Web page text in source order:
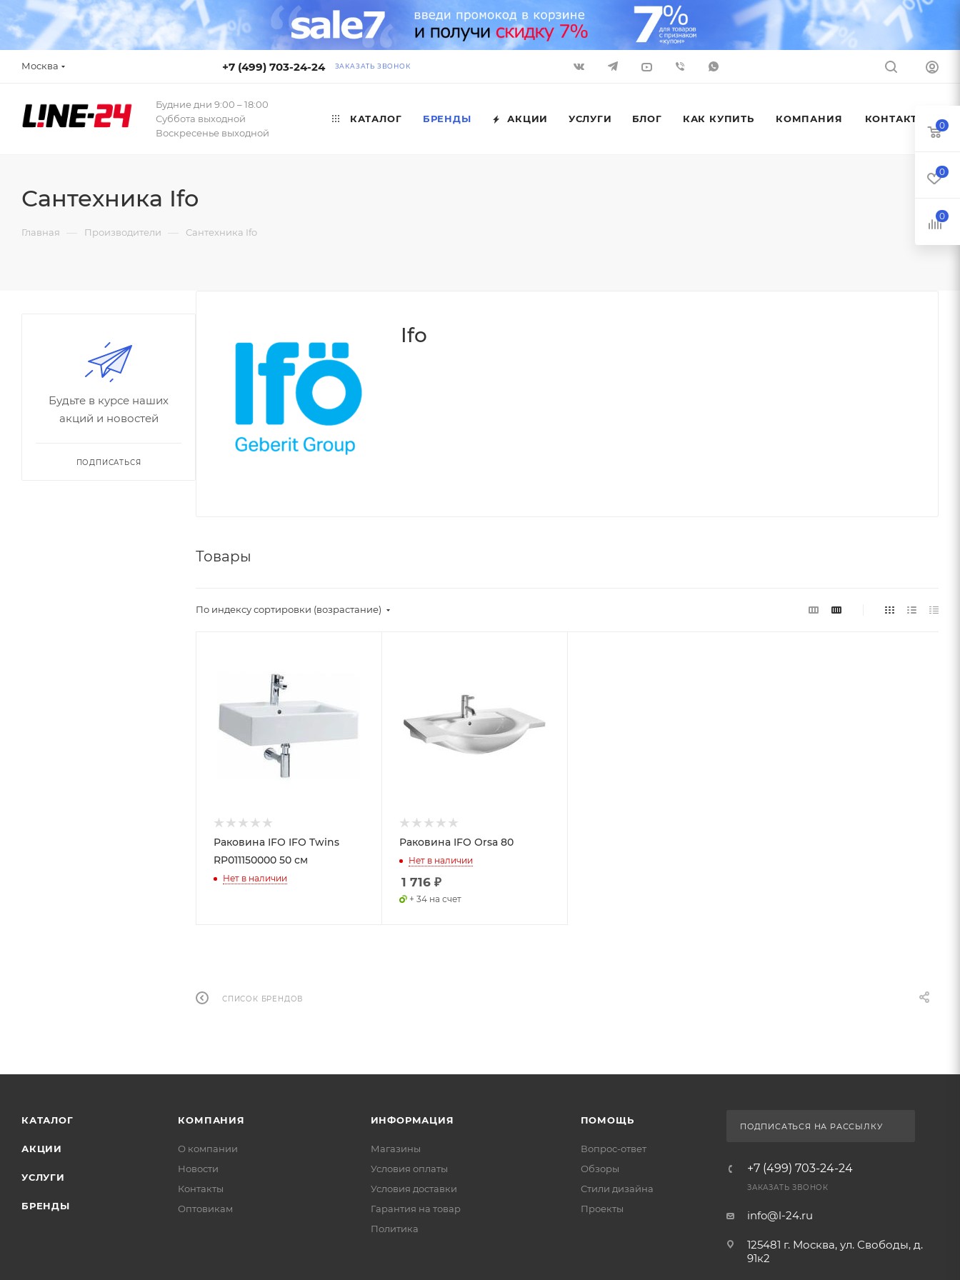
Москва +7 (499) 703-24-24 ЗАКАЗАТЬ ЗВОНОК
Будние дни 9:00 – 18:00
Суббота выходной
Воскресенье выходной
КАТАЛОГ БРЕНДЫ АКЦИИ УСЛУГИ БЛОГ КАК КУПИТЬ КОМПАНИЯ КОНТАКТЫ
Сантехника Ifo
Главная — Производители — Сантехника Ifo
Ifo
Товары
По индексу сортировки (возрастание)
Раковина IFO IFO Twins
RP011150000 50 см
Нет в наличии
Раковина IFO Orsa 80
Нет в наличии
1 716₽
+ 34 на счет
СПИСОК БРЕНДОВ
Будьте в курсе наших
акций и новостей
ПОДПИСАТЬСЯ
КАТАЛОГ
АКЦИИ
УСЛУГИ
БРЕНДЫ
КОМПАНИЯ
О компании
Новости
Контакты
Оптовикам
ИНФОРМАЦИЯ
Магазины
Условия оплаты
Условия доставки
Гарантия на товар
Политика
ПОМОЩЬ
Вопрос-ответ
Обзоры
Стили дизайна
Проекты
ПОДПИСАТЬСЯ НА РАССЫЛКУ
+7 (499) 703-24-24
ЗАКАЗАТЬ ЗВОНОК
info@l-24.ru
125481 г. Москва, ул. Свободы, д.
91к2
0
0
0